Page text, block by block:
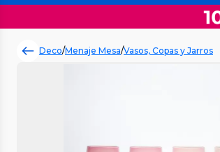
Deco/Menaje Mesa/Vasos, Copas y Jarros